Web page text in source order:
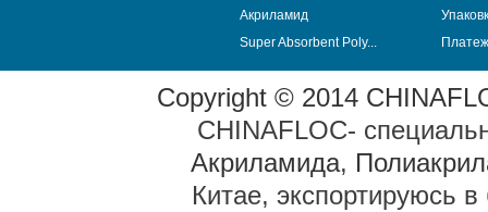
Акриламид
Super Absorbent Poly...
Платеж
Copyright © 2014
CHINAFLOC-
Акриламида,
Китае, экспортируюсь